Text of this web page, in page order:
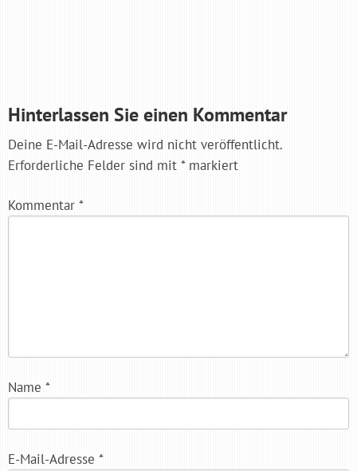
Hinterlassen Sie einen Kommentar
Deine E-Mail-Adresse wird nicht veröffentlicht.
Erforderliche Felder sind mit *markiert
Kommentar *
Name *
E-Mail-Adresse *